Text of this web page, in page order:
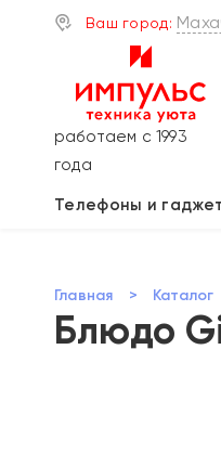
Ваш город:
работаем с 1993
года
Телефоны и
Главная > Каталог
Блюдо